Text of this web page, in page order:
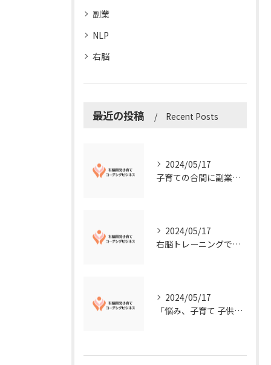
副業
NLP
右脳
最近の投稿 Recent Posts
2024/05/17
子育ての合間に副業コーチングで収入アップ！右脳開発子育てコーチングビジネスの可能性とは？
2024/05/17
右脳トレーニングで視覚的センスを磨こう！
2024/05/17
「悩み、子育て 子供の発達」を解決する右脳開発子育てコーチングビジネス業界の魅力とは？